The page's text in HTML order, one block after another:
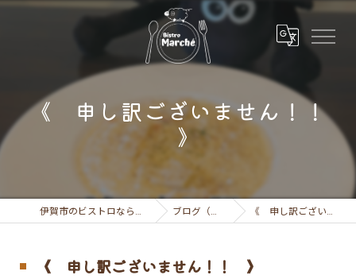
《 申し訳ございません！！
》
伊賀市のビストロならビストロ マルシェ ブログ（お知らせ） 《 申し訳ございません！！ 》
《 申し訳ございません！！ 》